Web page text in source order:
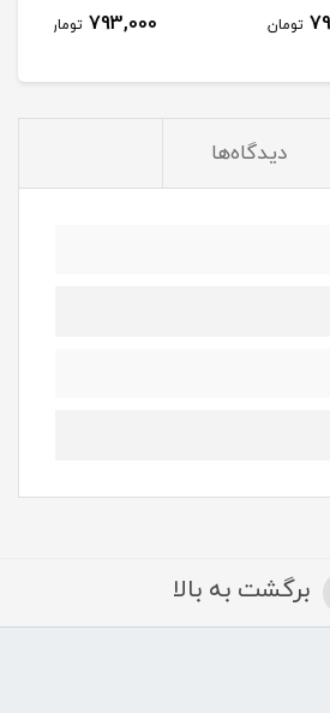
تومان 793,000 تومان
دیدگاه‌ها
برگشت به بالا